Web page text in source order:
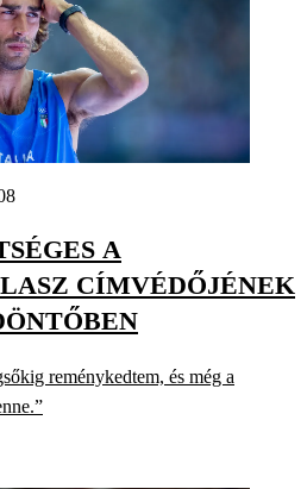
A
CÍMVÉDŐJÉNEK
reménykedtem, és még a